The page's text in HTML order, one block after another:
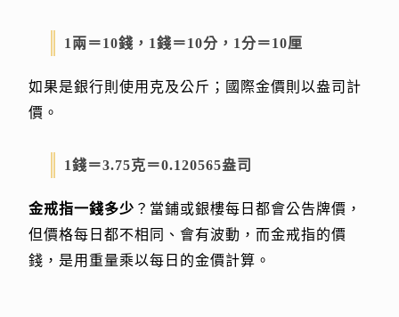
1兩＝10錢，1錢＝10分，1分＝10厘
如果是銀行則使用克及公斤；國際金價則以盎司計
價。
1錢＝3.75克＝0.120565盎司
金戒指一錢多少 ？當鋪或銀樓每日都會公告牌價，
但價格每日都不相同、會有波動，而金戒指的價
錢，是用重量乘以每日的金價計算。